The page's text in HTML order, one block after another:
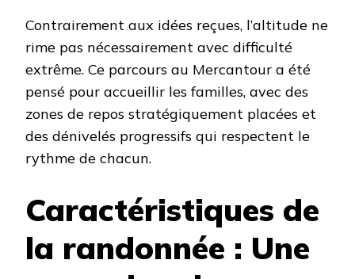
Contrairement aux idées reçues, l’altitude ne
rime pas nécessairement avec difficulté
extrême. Ce parcours au Mercantour a été
pensé pour accueillir les familles, avec des
zones de repos stratégiquement placées et
des dénivelés progressifs qui respectent le
rythme de chacun.
Caractéristiques de
la randonnée : Une